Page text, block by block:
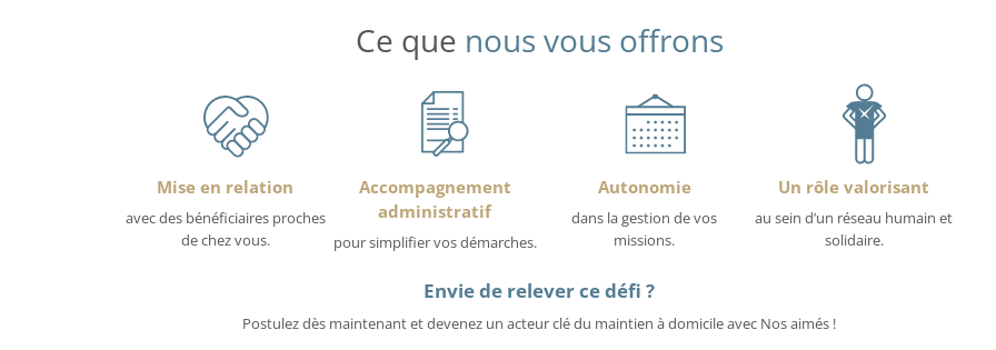
Ce que nous vous offrons
Mise en relation
avec des bénéficiaires proches
de chez vous.
Accompagnement
administratif
pour simplifier vos démarches.
Autonomie
dans la gestion de vos
missions.
Un rôle valorisant
au sein d’un réseau humain et
solidaire.
Envie de relever ce défi ?
Postulez dès maintenant et devenez un acteur clé du maintien à domicile avec Nos aimés !